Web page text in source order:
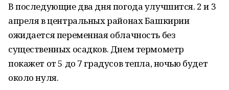
В последующие два дня погода улучшится. 2 и 3
апреля в центральных районах Башкирии
ожидается переменная облачность без
существенных осадков. Днем термометр
покажет от 5 до 7 градусов тепла, ночью будет
около нуля.